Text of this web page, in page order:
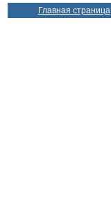
Главная страница